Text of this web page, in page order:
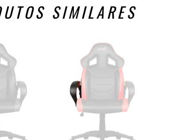
SIMILARES